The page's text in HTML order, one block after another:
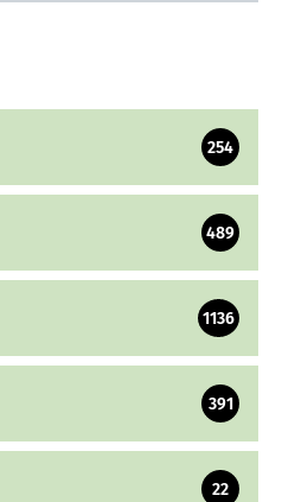
254
489
1136
391
22